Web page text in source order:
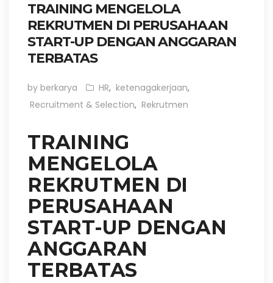
TRAINING MENGELOLA
REKRUTMEN DI PERUSAHAAN
START-UP DENGAN ANGGARAN
TERBATAS
by berkarya HR, ketenagakerjaan,
Recruitment & Selection, Rekrutmen
TRAINING
MENGELOLA
REKRUTMEN DI
PERUSAHAAN
START-UP DENGAN
ANGGARAN
TERBATAS